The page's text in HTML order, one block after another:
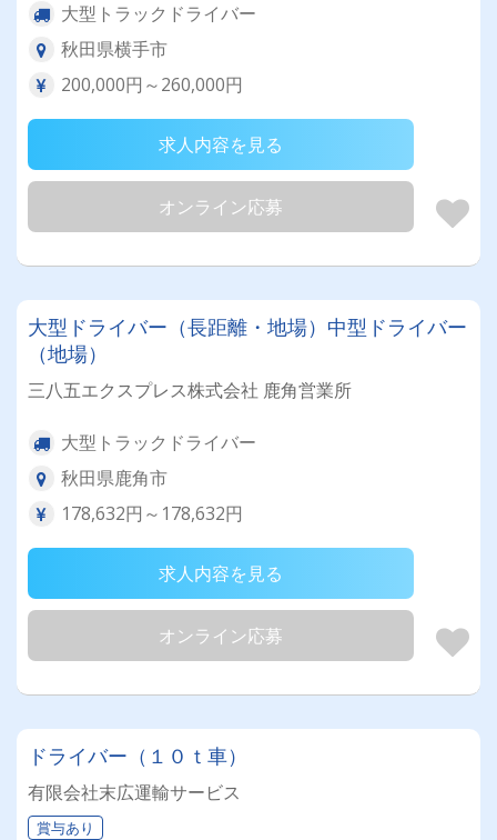
大型トラックドライバー
秋田県横手市
200,000円～260,000円
求人内容を見る
オンライン応募
大型ドライバー（長距離・地場）中型ドライバー
（地場）
三八五エクスプレス株式会社 鹿角営業所
大型トラックドライバー
秋田県鹿角市
178,632円～178,632円
求人内容を見る
オンライン応募
ドライバー（１０ｔ車）
有限会社末広運輸サービス
賞与あり